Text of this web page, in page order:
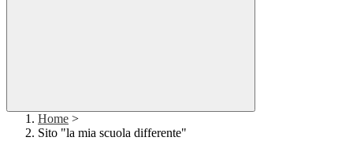
Home >
Sito "la mia scuola differente"